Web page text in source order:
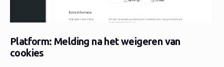
Platform: Melding na het weigeren van
cookies